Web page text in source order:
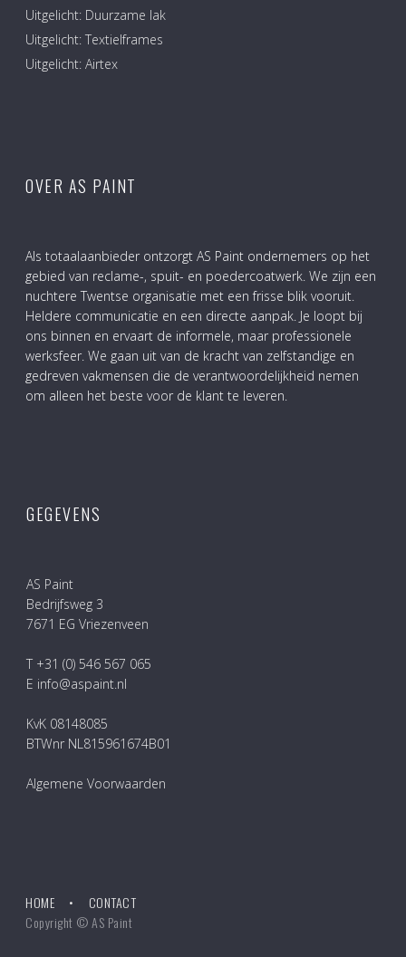
Uitgelicht: Duurzame lak
Uitgelicht: Textielframes
Uitgelicht: Airtex
OVER AS PAINT
Als totaalaanbieder ontzorgt AS Paint ondernemers op het
gebied van reclame-, spuit- en poedercoatwerk. We zijn een
nuchtere Twentse organisatie met een frisse blik vooruit.
Heldere communicatie en een directe aanpak. Je loopt bij
ons binnen en ervaart de informele, maar professionele
werksfeer. We gaan uit van de kracht van zelfstandige en
gedreven vakmensen die de verantwoordelijkheid nemen
om alleen het beste voor de klant te leveren.
GEGEVENS
AS Paint
Bedrijfsweg 3
7671 EG Vriezenveen
T +31 (0) 546 567 065
E info@aspaint.nl
KvK 08148085
BTWnr NL815961674B01
Algemene Voorwaarden
HOME
CONTACT
Copyright © AS Paint